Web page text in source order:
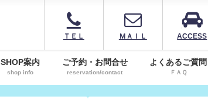
ＴＥＬ ＭＡＩＬ ACCESS
SHOP案内
shop info
ご予約・お問合せ
reservation/contact
よくあるご質問
ＦＡＱ